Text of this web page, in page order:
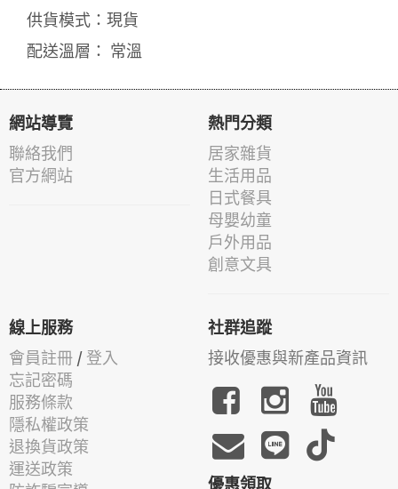
供貨模式：現貨
配送溫層： 常溫
網站導覽
聯絡我們
官方網站
熱門分類
居家雜貨
生活用品
日式餐具
母嬰幼童
戶外用品
創意文具
線上服務
會員註冊 / 登入
忘記密碼
服務條款
隱私權政策
退換貨政策
運送政策
社群追蹤
接收優惠與新產品資訊
優惠領取